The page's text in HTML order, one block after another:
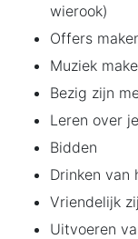
wierook)
Offers
Muziek
Bezig zijn
Leren over
Bidden
Drinken van
Vriendelijk
Uitvoeren